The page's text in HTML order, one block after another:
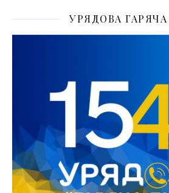
УРЯДОВА ГАРЯЧА